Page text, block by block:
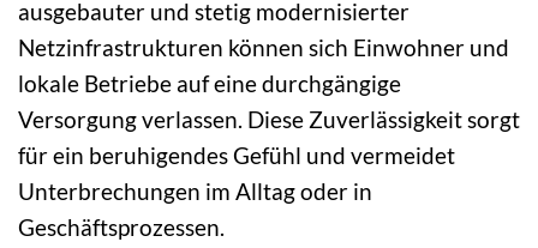
ausgebauter und stetig modernisierter
Netzinfrastrukturen können sich Einwohner und
lokale Betriebe auf eine durchgängige
Versorgung verlassen. Diese Zuverlässigkeit sorgt
für ein beruhigendes Gefühl und vermeidet
Unterbrechungen im Alltag oder in
Geschäftsprozessen.